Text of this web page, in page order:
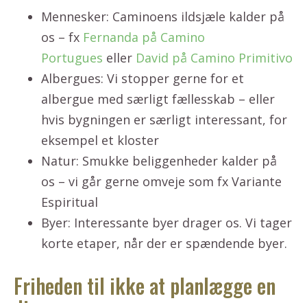
Mennesker: Caminoens ildsjæle kalder på
os – fx Fernanda på Camino
Portugues eller David på Camino Primitivo
Albergues: Vi stopper gerne for et
albergue med særligt fællesskab – eller
hvis bygningen er særligt interessant, for
eksempel et kloster
Natur: Smukke beliggenheder kalder på
os – vi går gerne omveje som fx Variante
Espiritual
Byer: Interessante byer drager os. Vi tager
korte etaper, når der er spændende byer.
Friheden til ikke at planlægge en